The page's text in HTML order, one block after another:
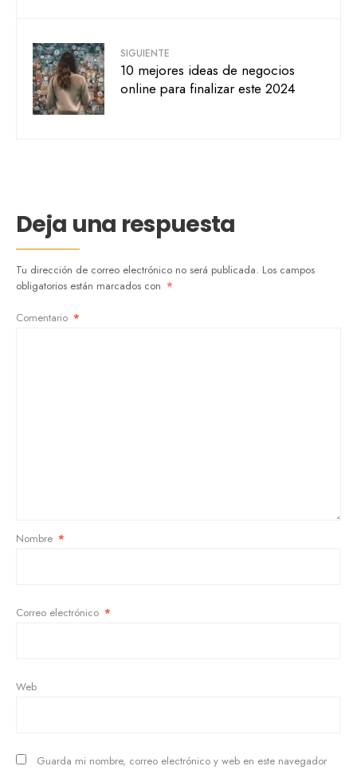
SIGUIENTE
10 mejores ideas de negocios
online para finalizar este 2024
Deja una respuesta
Tu dirección de correo electrónico no será publicada. Los campos
obligatorios están marcados con *
Comentario *
Nombre *
Correo electrónico *
Web
Guarda mi nombre, correo electrónico y web en este navegador